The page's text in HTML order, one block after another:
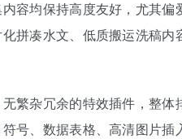
容均保持高度友好，尤其
拼凑水文、低质搬运洗稿
杂冗余的特效插件，整体
号、数据表格、高清图片